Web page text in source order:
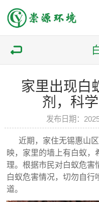
家里出现白
剂，科
发布日期：
近期，家住无锡惠山区
映，家里的墙上有白蚁，
理。根据市民对白蚁危害
白蚁危害情况，切勿自行
道。